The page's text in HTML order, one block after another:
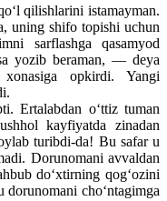
qilishlarini istamayman.
uning shifo topishi uchun
sarflashga qasamyod
yozib beraman, — deya
opkirdi. Yangi
Ertalabdan o‘ttiz tuman
kayfiyatda zinadan
turibdi-da! Bu safar u
Dorunomani avvaldan
do‘xtirning qog‘ozini
cho‘ntagimga